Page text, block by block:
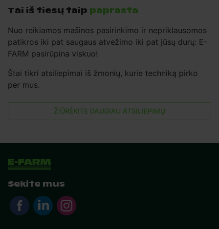
Tai iš tiesų taip paprasta
Nuo reikiamos mašinos pasirinkimo ir nepriklausomos
patikros iki pat saugaus atvežimo iki pat jūsų durų: E-
FARM pasirūpina viskuo!
Štai tikri atsiliepimai iš žmonių, kurie techniką pirko
per mus.
ŽIŪRĖKITE DAUGIAU ATSILIEPIMŲ
Sekite mus